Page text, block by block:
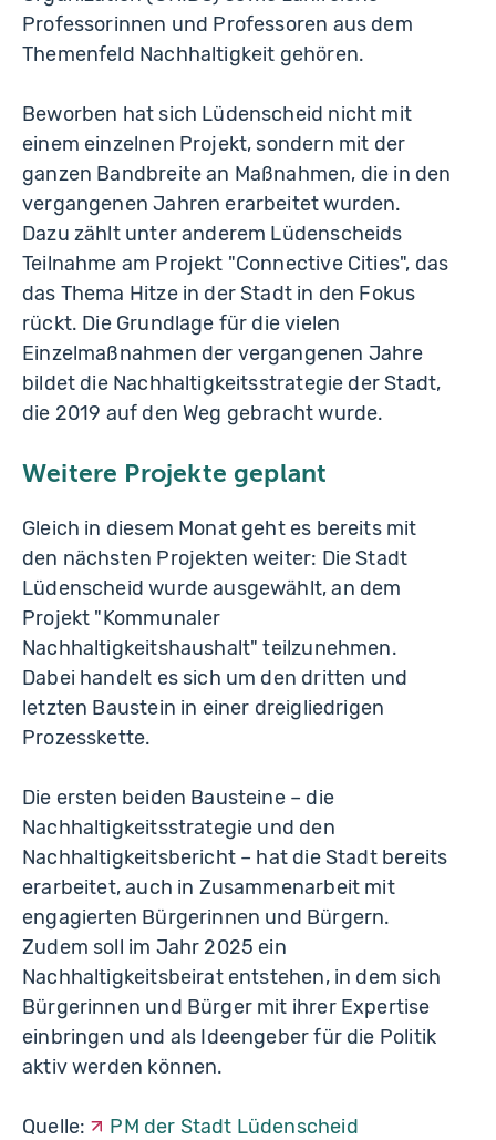
Professorinnen und Professoren aus dem
Themenfeld Nachhaltigkeit gehören.
Beworben hat sich Lüdenscheid nicht mit
einem einzelnen Projekt, sondern mit der
ganzen Bandbreite an Maßnahmen, die in den
vergangenen Jahren erarbeitet wurden.
Dazu zählt unter anderem Lüdenscheids
Teilnahme am Projekt "Connective Cities", das
das Thema Hitze in der Stadt in den Fokus
rückt. Die Grundlage für die vielen
Einzelmaßnahmen der vergangenen Jahre
bildet die Nachhaltigkeitsstrategie der Stadt,
die 2019 auf den Weg gebracht wurde.
Weitere Projekte geplant
Gleich in diesem Monat geht es bereits mit
den nächsten Projekten weiter: Die Stadt
Lüdenscheid wurde ausgewählt, an dem
Projekt "Kommunaler
Nachhaltigkeitshaushalt" teilzunehmen.
Dabei handelt es sich um den dritten und
letzten Baustein in einer dreigliedrigen
Prozesskette.
Die ersten beiden Bausteine – die
Nachhaltigkeitsstrategie und den
Nachhaltigkeitsbericht – hat die Stadt bereits
erarbeitet, auch in Zusammenarbeit mit
engagierten Bürgerinnen und Bürgern.
Zudem soll im Jahr 2025 ein
Nachhaltigkeitsbeirat entstehen, in dem sich
Bürgerinnen und Bürger mit ihrer Expertise
einbringen und als Ideengeber für die Politik
aktiv werden können.
Quelle: PM der Stadt Lüdenscheid